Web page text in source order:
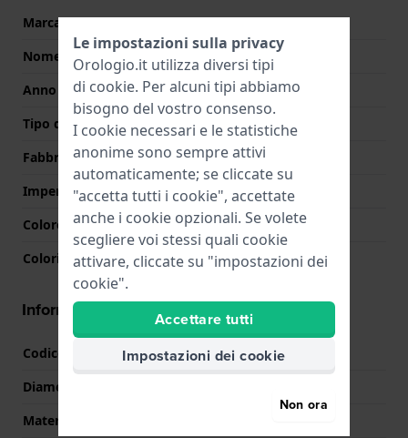
Marca
Longines
Nome
La Grande Classique
Anno
0 Sconosciuto
Tipo di display
Analogico
Fabbricato in Svizzera
Si
Impermeabilità
3 Bar (lavaggio mani)
Colore quadrante
Azzurro o blu
Colori lancette (h,m,s)
Argento, Argento
Informazioni della cassa
Codice cassa
L4.766.4
Diametro
Materiale cassa
Le impostazioni sulla privacy
Orologio.it utilizza diversi tipi
di cookie. Per alcuni tipi abbiamo
bisogno del vostro consenso.
I cookie necessari e le statistiche
anonime sono sempre attivi
automaticamente; se cliccate su
"accetta tutti i cookie", accettate
anche i cookie opzionali. Se volete
scegliere voi stessi quali cookie
attivare, cliccate su "impostazioni dei
cookie".
Accettare tutti
Impostazioni dei cookie
Non ora